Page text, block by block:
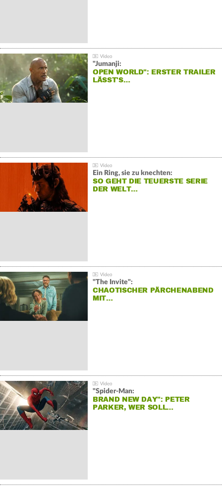
"Jumanji:
OPEN WORLD": ERSTER TRAILER
LÄSST'S…
Ein Ring, sie zu knechten:
SO GEHT DIE TEUERSTE SERIE
DER WELT…
"The Invite":
CHAOTISCHER PÄRCHENABEND
MIT…
"Spider-Man:
BRAND NEW DAY": PETER
PARKER, WER SOLL…